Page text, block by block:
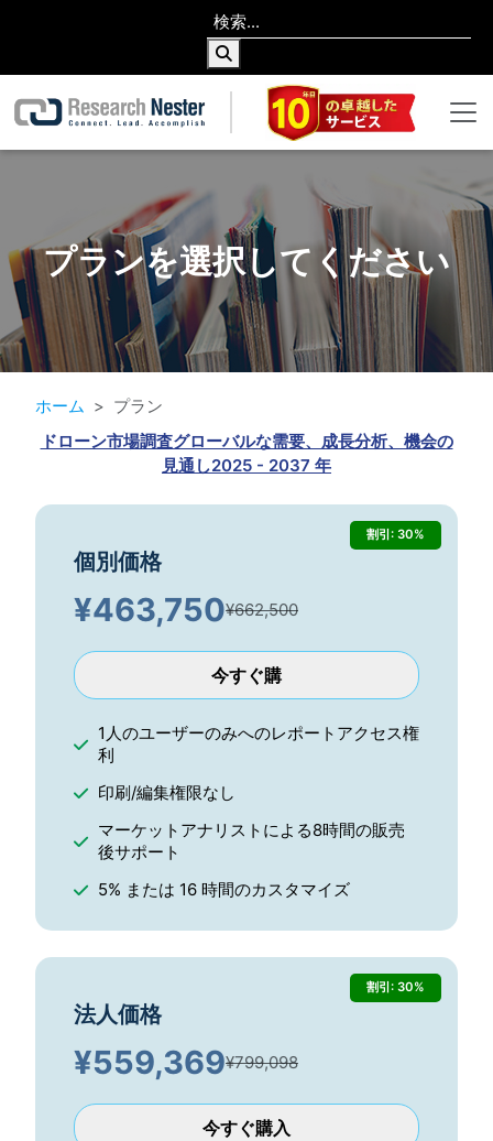
プランを選択してください
ホーム
プラン
ドローン市場調査グローバルな需要、成長分析、機会の
見通し2025 - 2037 年
割引: 30%
個別価格
¥463,750¥662,500
今すぐ購
1人のユーザーのみへのレポートアクセス権
利
印刷/編集権限なし
マーケットアナリストによる8時間の販売
後サポート
5% または 16 時間のカスタマイズ
割引: 30%
法人価格
¥559,369¥799,098
今すぐ購入